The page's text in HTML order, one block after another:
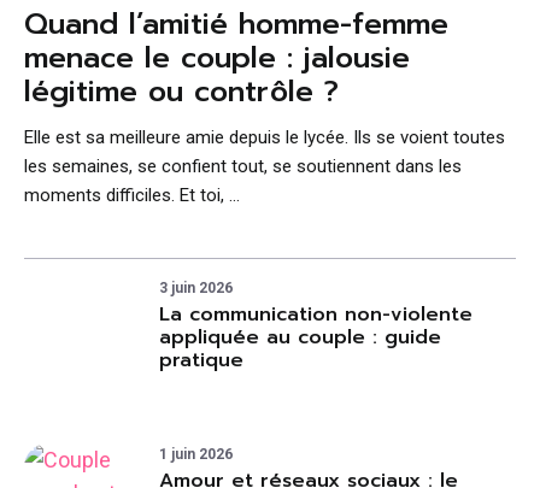
Quand l’amitié homme-femme
menace le couple : jalousie
légitime ou contrôle ?
Elle est sa meilleure amie depuis le lycée. Ils se voient toutes
les semaines, se confient tout, se soutiennent dans les
moments difficiles. Et toi, …
3 juin 2026
La communication non-violente
appliquée au couple : guide
pratique
1 juin 2026
Amour et réseaux sociaux : le